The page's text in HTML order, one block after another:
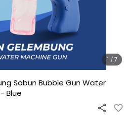
1 / 7
Sabun Bubble Gun Water
- Blue